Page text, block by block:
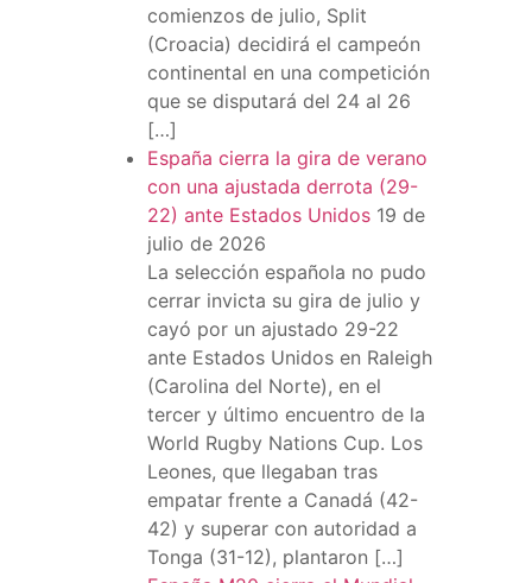
comienzos de julio, Split
(Croacia) decidirá el campeón
continental en una competición
que se disputará del 24 al 26
[…]
España cierra la gira de verano
con una ajustada derrota (29-
22) ante Estados Unidos 19 de
julio de 2026
La selección española no pudo
cerrar invicta su gira de julio y
cayó por un ajustado 29-22
ante Estados Unidos en Raleigh
(Carolina del Norte), en el
tercer y último encuentro de la
World Rugby Nations Cup. Los
Leones, que llegaban tras
empatar frente a Canadá (42-
42) y superar con autoridad a
Tonga (31-12), plantaron […]